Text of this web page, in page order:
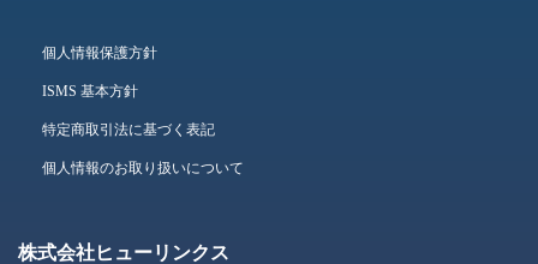
個人情報保護方針
ISMS 基本方針
特定商取引法に基づく表記
個人情報のお取り扱いについて
株式会社ヒューリンクス